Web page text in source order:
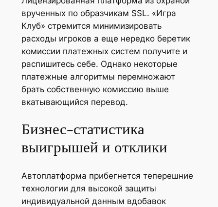
врученных по образчикам SSL. «Игра
Клуб» стремится минимизировать
расходы игроков а еще нередко беретик
комиссии платежных систем получите и
распишитесь себе. Однако некоторые
платежные алгоритмы перемножают
брать собственную комиссию выше
вкатывающийся перевод.
Бизнес-статистика
выигрышей и отклики
Автоплатформа прибегнется теперешние
технологии для высокой защиты
индивидуальной данным вдобавок